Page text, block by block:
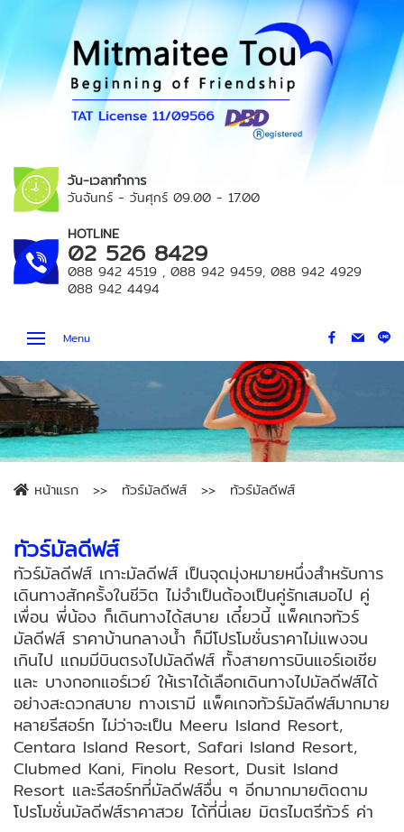
วัน-เวลาทำการ
วันจันทร์ - วันศุกร์ 09.00 - 17.00
HOTLINE
02 526 8429
088 942 4519 , 088 942 9459, 088 942 4929
088 942 4494
Menu
หน้าแรก ทัวร์มัลดีฟส์ ทัวร์มัลดีฟส์
ทัวร์มัลดีฟส์
ทัวร์มัลดีฟส์ เกาะมัลดีฟส์ เป็นจุดมุ่งหมายหนึ่งสำหรับการ
เดินทางสักครั้งในชีวิต ไม่จำเป็นต้องเป็นคู่รักเสมอไป คู่
เพื่อน พี่น้อง ก็เดินทางได้สบาย เดี๋ยวนี้ แพ็คเกจทัวร์
มัลดีฟส์ ราคาบ้านกลางน้ำ ก็มีโปรโมชั่นราคาไม่แพงจน
เกินไป แถมมีบินตรงไปมัลดีฟส์ ทั้งสายการบินแอร์เอเชีย
และ บางกอกแอร์เวย์ ให้เราได้เลือกเดินทางไปมัลดีฟส์ได้
อย่างสะดวกสบาย ทางเรามี แพ็คเกจทัวร์มัลดีฟส์มากมาย
หลายรีสอร์ท ไม่ว่าจะเป็น Meeru Island Resort,
Centara Island Resort, Safari Island Resort,
Clubmed Kani, Finolu Resort, Dusit Island
Resort และรีสอร์ทที่มัลดีฟส์อื่น ๆ อีกมากมายติดตาม
โปรโมชั่นมัลดีฟส์ราคาสวย ได้ที่นี่เลย มิตรไมตรีทัวร์ ค่า